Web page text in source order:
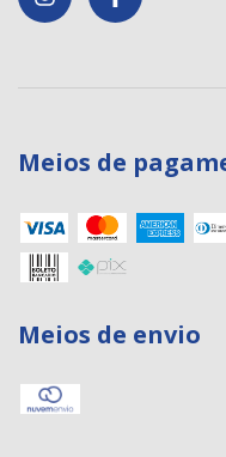
Meios de
Meios de envio